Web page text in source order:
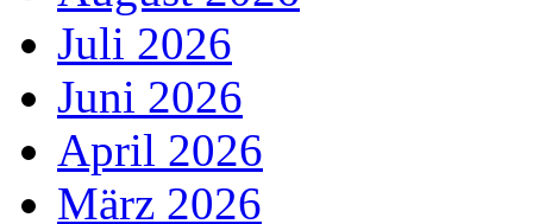
Juli 2026
Juni 2026
April 2026
März 2026